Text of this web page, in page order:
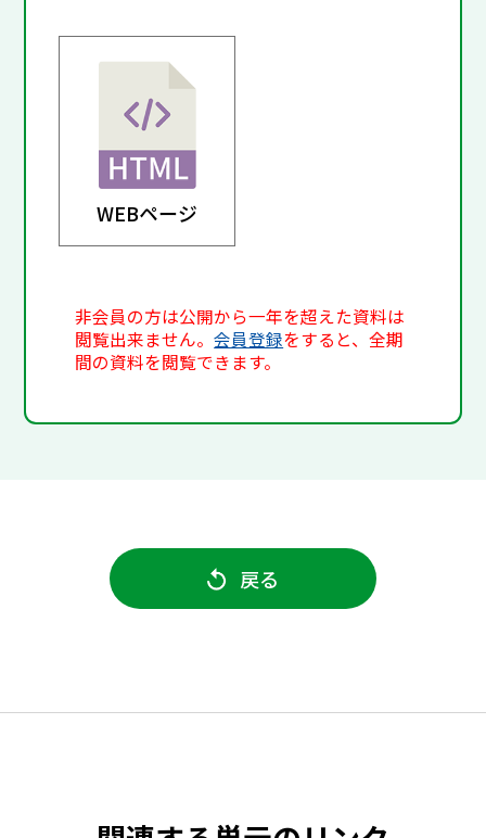
WEBページ
非会員の方は公開から一年を超えた資料は
閲覧出来ません。会員登録をすると、全期
間の資料を閲覧できます。
戻る